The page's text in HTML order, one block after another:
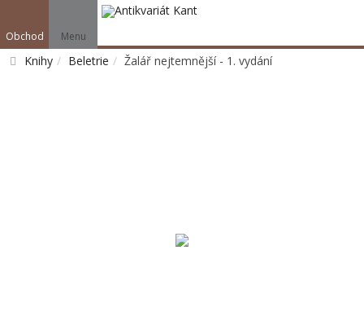
Obchod Menu
Knihy Beletrie Žalář nejtemnější - 1. vydání